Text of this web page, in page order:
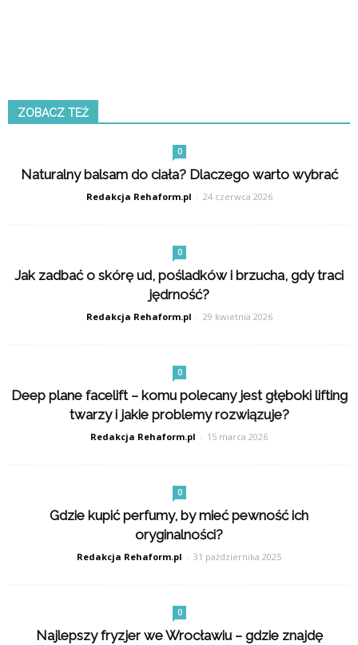
ZOBACZ TEŻ
0
Naturalny balsam do ciała? Dlaczego warto wybrać
Redakcja Rehaform.pl - 24 czerwca 2026
0
Jak zadbać o skórę ud, pośladków i brzucha, gdy traci
jędrność?
Redakcja Rehaform.pl - 29 kwietnia 2026
0
Deep plane facelift – komu polecany jest głęboki lifting
twarzy i jakie problemy rozwiązuje?
Redakcja Rehaform.pl - 15 marca 2026
0
Gdzie kupić perfumy, by mieć pewność ich
oryginalności?
Redakcja Rehaform.pl - 31 października 2025
0
Najlepszy fryzjer we Wrocławiu – gdzie znajdę